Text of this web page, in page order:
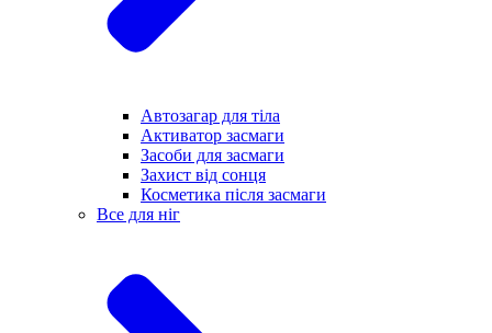
Автозагар для тіла
Активатор засмаги
Засоби для засмаги
Захист від сонця
Косметика після засмаги
Все для ніг